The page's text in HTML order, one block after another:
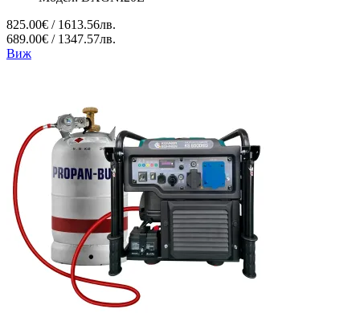
825.00€ / 1613.56лв.
689.00€ / 1347.57лв.
Виж